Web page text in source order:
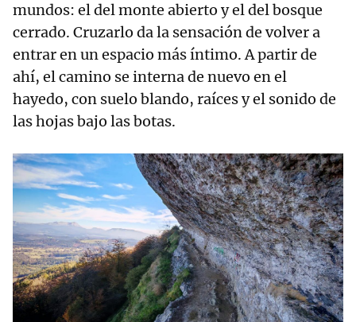
mundos: el del monte abierto y el del bosque
cerrado. Cruzarlo da la sensación de volver a
entrar en un espacio más íntimo. A partir de
ahí, el camino se interna de nuevo en el
hayedo, con suelo blando, raíces y el sonido de
las hojas bajo las botas.